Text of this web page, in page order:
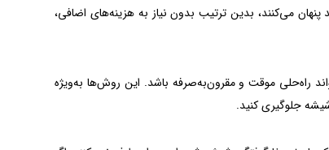
می‌کنند، بدین ترتیب بدون نیاز به هزینه‌های اضافی،
راه‌حلی موقت و مقرون‌به‌صرفه باشد. این روش‌ها به‌ویژه
جلوگیری کنید.